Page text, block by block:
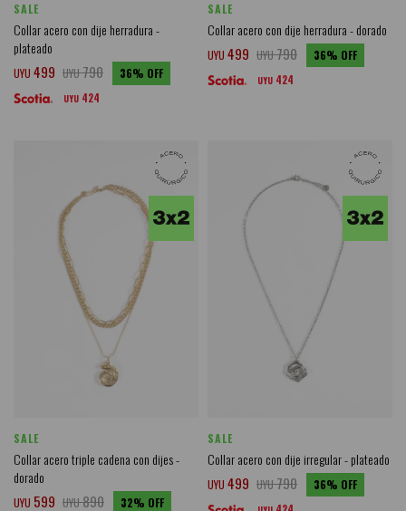
SALE
Collar acero con dije herradura -
plateado
UYU 499 UYU790 36
UYU 424
SALE
Collar acero con dije herradura - dorado
UYU 499 UYU790 36
UYU 424
SALE
Collar acero triple cadena con dijes -
dorado
UYU 599 UYU890 32
SALE
Collar acero con dije irregular - plateado
UYU 499 UYU790 36